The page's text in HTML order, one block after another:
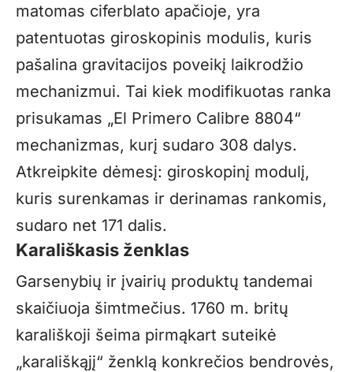
matomas ciferblato apačioje, yra
patentuotas giroskopinis modulis, kuris
pašalina gravitacijos poveikį laikrodžio
mechanizmui. Tai kiek modifikuotas ranka
prisukamas „El Primero Calibre 8804“
mechanizmas, kurį sudaro 308 dalys.
Atkreipkite dėmesį: giroskopinį modulį,
kuris surenkamas ir derinamas rankomis,
sudaro net 171 dalis.
Karališkasis ženklas
Garsenybių ir įvairių produktų tandemai
skaičiuoja šimtmečius. 1760 m. britų
karališkoji šeima pirmąkart suteikė
„karališkąjį“ ženklą konkrečios bendrovės,